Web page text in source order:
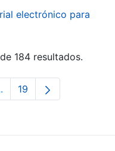
electrónico para
184 resultados.
intermedias Use
Página
19